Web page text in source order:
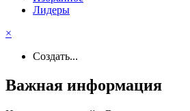
Лидеры
×
Создать...
Важная информация